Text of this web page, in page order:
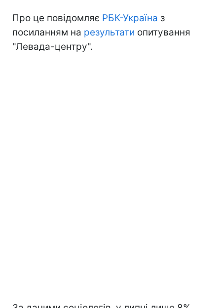
Про це повідомляє РБК-Україна з
посиланням на результати опитування
"Левада-центру".